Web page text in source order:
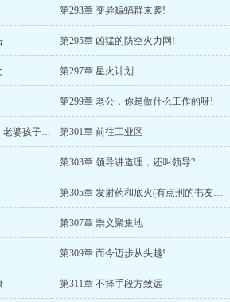
第293章 变异蝙蝠群来袭!
第295章 凶猛的防空火力网!
第297章 星火计划
第299章 老公，你是做什么工作的呀!
第300章 苟且偷生固然不齿，老婆孩子何其无辜? 第301章 前往工业区
第303章 领导讲道理，还叫领导?
第305章 发射药和底火(有点刑的书友做笔记!)
第307章 崇义聚集地
第309章 而今迈步从头越!
第311章 不择手段方致远